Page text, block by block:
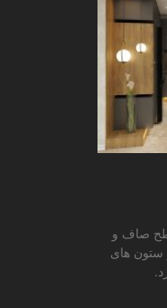
صاف و
ستون های